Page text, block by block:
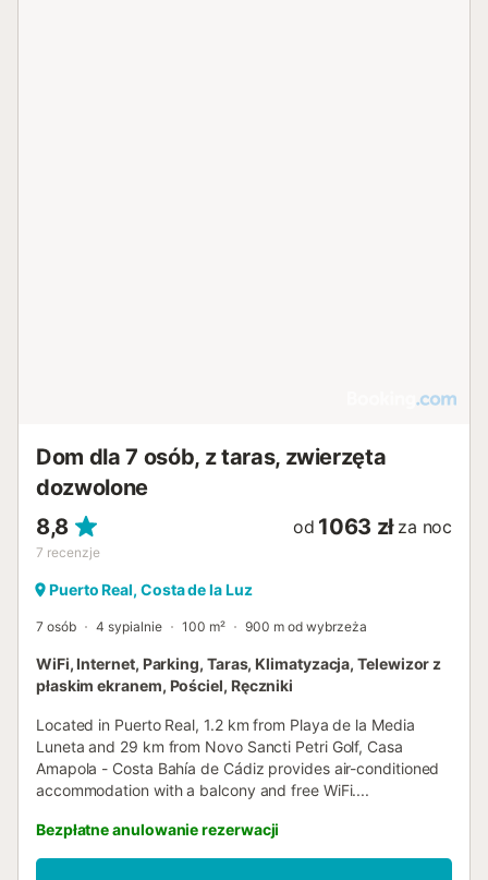
Dom dla 7 osób, z taras, zwierzęta
dozwolone
8,8
7 recenzje
od 1063 zł za noc
Puerto Real, Costa de la Luz
7 osób 4 sypialnie 100 m² 900 m od wybrzeża
WiFi, Internet, Parking, Taras, Klimatyzacja, Telewizor z
płaskim ekranem, Pościel, Ręczniki
Located in Puerto Real, 1.2 km from Playa de la Media
Luneta and 29 km from Novo Sancti Petri Golf, Casa
Amapola - Costa Bahía de Cádiz provides air-conditioned
accommodation with a balcony and free WiFi....
Bezpłatne anulowanie rezerwacji